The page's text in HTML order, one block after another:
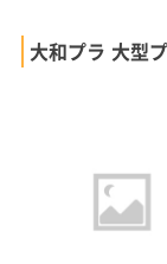
大和プラ 大型